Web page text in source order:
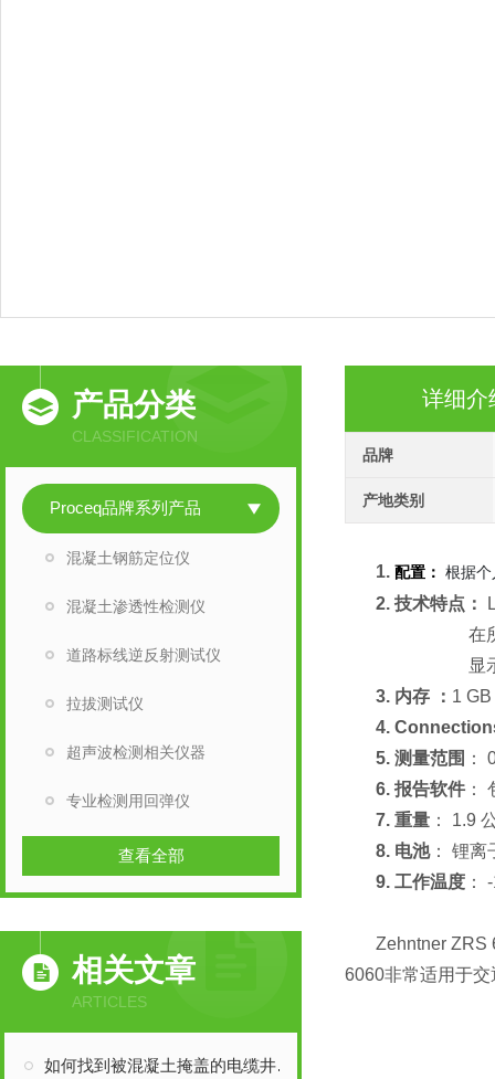
产品分类
CLASSIFICATION
Proceq品牌系列产品
混凝土钢筋定位仪
混凝土渗透性检测仪
道路标线逆反射测试仪
拉拔测试仪
超声波检测相关仪器
专业检测用回弹仪
查看全部
相关文章
ARTICLES
如何找到被混凝土掩盖的电缆井盖？
详细介
品牌
产地类别
1. 配置： 根据
2. 技术特点：
在所有光
显示器
3. 内存 ： 1
4.
5. 测量范围 ：
6. 报告软件 ：
7. 重量 ： 1.9
8. 电池： 锂离
9. 工作温度 ：
Zehntner ZRS
6060非常适用于